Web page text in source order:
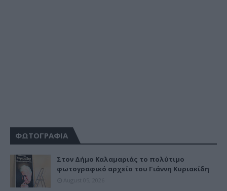
ΦΩΤΟΓΡΑΦΙΑ
Στον Δήμο Καλαμαριάς το πολύτιμο
φωτογραφικό αρχείο του Γιάννη Κυριακίδη